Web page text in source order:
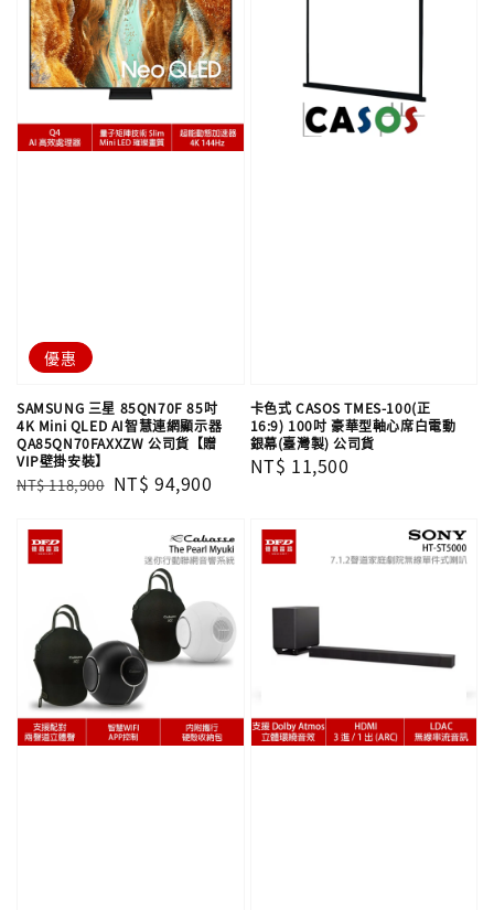
優惠
SAMSUNG 三星 85QN70F 85吋
4K Mini QLED AI智慧連網顯示器
QA85QN70FAXXZW 公司貨【贈
VIP壁掛安裝】
Regular
NT$ 118,900 Sale
NT$ 94,900
卡色式 CASOS TMES-100(正
16:9) 100吋 豪華型軸心席白電動
銀幕(臺灣製) 公司貨
Regular
NT$ 11,500